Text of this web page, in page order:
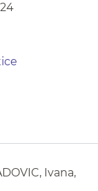
Ivana,